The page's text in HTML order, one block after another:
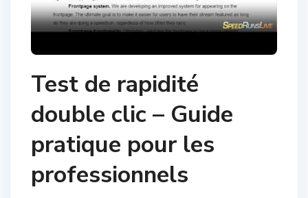
Test de rapidité
double clic – Guide
pratique pour les
professionnels